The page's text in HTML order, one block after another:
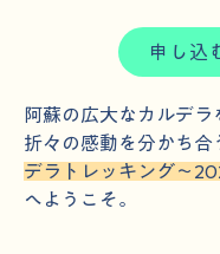
申し込
阿蘇の広大なカルデラ
折々の感動を分かち合
デラトレッキング～
へようこそ。